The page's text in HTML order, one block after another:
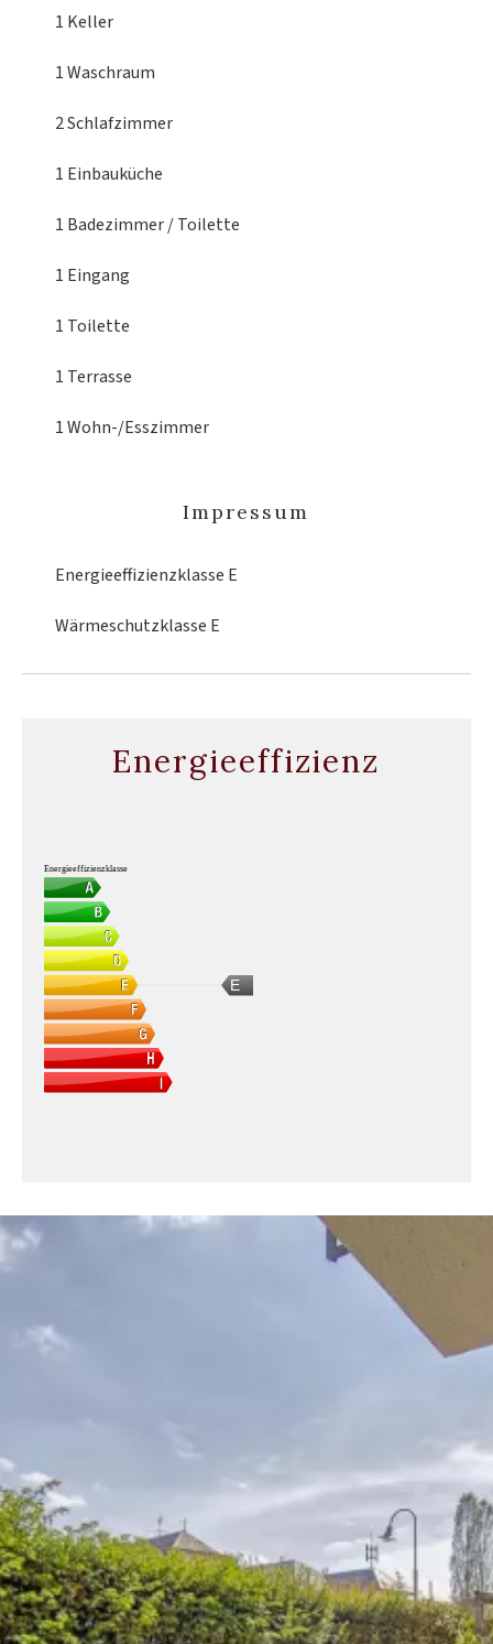
1 Keller
1 Waschraum
2 Schlafzimmer
1 Einbauküche
1 Badezimmer / Toilette
1 Eingang
1 Toilette
1 Terrasse
1 Wohn-/Esszimmer
Impressum
Energieeffizienzklasse E
Wärmeschutzklasse E
Energieeffizienz
E
Energieeffizienzklasse